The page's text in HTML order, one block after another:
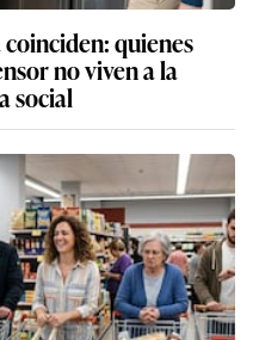
quienes
no viven a la
social